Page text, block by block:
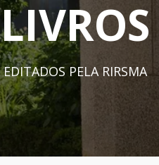
LIVROS
EDITADOS PELA RIRSMA